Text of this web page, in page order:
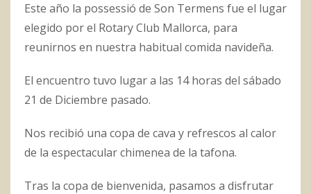
Este año la possessió de Son Termens fue el lugar
elegido por el Rotary Club Mallorca, para
reunirnos en nuestra habitual comida navideña.
El encuentro tuvo lugar a las 14 horas del sábado
21 de Diciembre pasado.
Nos recibió una copa de cava y refrescos al calor
de la espectacular chimenea de la tafona.
Tras la copa de bienvenida, pasamos a disfrutar